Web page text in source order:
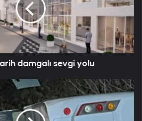
damgalı sevgi yolu